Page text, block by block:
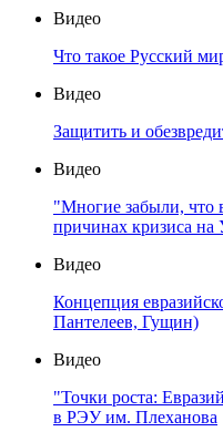
Видео
Что такое Русский
Видео
Защитить и
Видео
"Многие забыли, что
причинах кризиса на
Видео
Концепция
Пантелеев, Гущин)
Видео
"Точки роста:
в РЭУ им. Плеханова